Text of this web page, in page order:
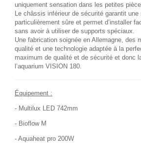
uniquement sensation dans les petites
Le châssis inférieur de sécurité garantit une
particulièrement sûre et permet d’installer
sans avoir à utiliser de supports spéciaux.
Une fabrication soignée en Allemagne, des
qualité et une technologie adaptée à la
maximum de qualité et de sécurité et donc
l’aquarium VISION 180.
Équipement :
- Multilux LED 742mm
- Bioflow M
- Aquaheat pro 200W